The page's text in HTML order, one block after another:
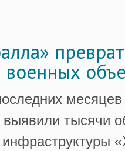
тысячи
инфраструктуры